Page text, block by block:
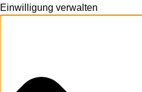
Einwilligung verwalten